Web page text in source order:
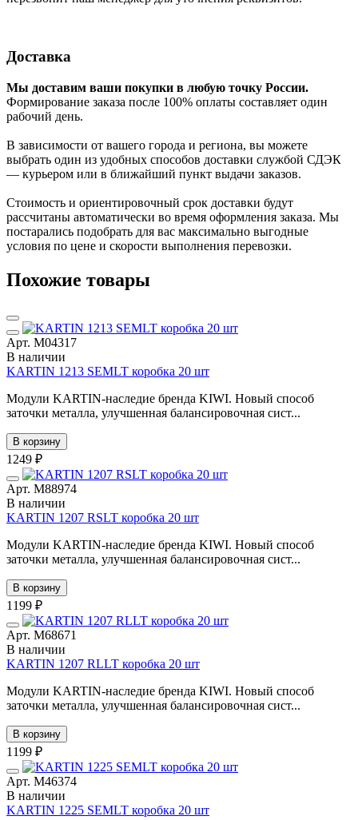
Доставка
Мы доставим ваши покупки в любую точку России.
Формирование заказа после 100% оплаты составляет один
рабочий день.
В зависимости от вашего города и региона, вы можете
выбрать один из удобных способов доставки службой СДЭК
— курьером или в ближайший пункт выдачи заказов.
Стоимость и ориентировочный срок доставки будут
рассчитаны автоматически во время оформления заказа. Мы
постарались подобрать для вас максимально выгодные
условия по цене и скорости выполнения перевозки.
Похожие товары
Арт. М04317
В наличии
KARTIN 1213 SEMLT коробка 20 шт
Модули KARTIN-наследие бренда KIWI. Новый способ
заточки металла, улучшенная балансировочная сист...
В корзину
1249 ₽
Арт. М88974
В наличии
KARTIN 1207 RSLT коробка 20 шт
Модули KARTIN-наследие бренда KIWI. Новый способ
заточки металла, улучшенная балансировочная сист...
В корзину
1199 ₽
Арт. М68671
В наличии
KARTIN 1207 RLLT коробка 20 шт
Модули KARTIN-наследие бренда KIWI. Новый способ
заточки металла, улучшенная балансировочная сист...
В корзину
1199 ₽
Арт. М46374
В наличии
KARTIN 1225 SEMLT коробка 20 шт